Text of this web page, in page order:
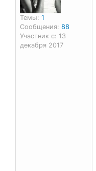
Темы: 1
Сообщения: 88
Участник с: 13
декабря 2017